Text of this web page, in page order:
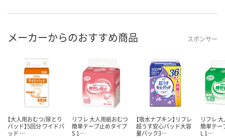
メーカーからのおすすめ商品 スポンサー
【大人用おむつ/尿とり
パッド】5回分 ワイドパ
ッド …
リフレ 大人用紙おむつ
簡単テープ止めタイプ
S 1…
【吸水ナプキン】リフレ
超うす安心パッド大容
量パック3…
リフレ
簡単テー
L 1…